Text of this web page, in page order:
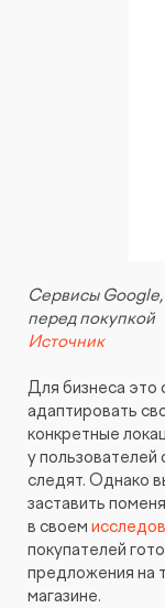
Сервисы
перед покупкой
Источник
Для бизнеса это
адаптировать
конкретные
у пользователей
следят. Однако
заставить
в своем
покупателей
предложения на
магазине.